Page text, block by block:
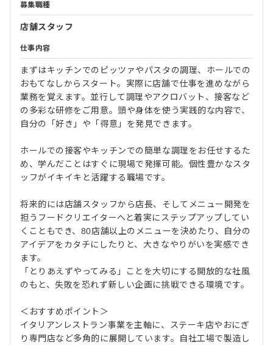
募集職種
店舗スタッフ
仕事内容
まずはキッチンでのピッツァやパスタの調理、ホールでの
おもてなしからスタート。実際に店舗で仕事を進めながら
業務を覚えます。並行して調理やアクロバット、接客など
の多彩な研修をご用意。頭や身体を使う実践的な内容で、
自分の「好き」や「得意」を発見できます。
ホールでの接客やキッチンでの簡単な調理をお任せするた
め、学んだことはすぐに現場で発揮可能。個性豊かなスタ
ッフがイキイキと活躍する職場です。
将来的には店舗スタッフから店長、そしてメニュー開発を
担うフードクリエイターへと着実にステップアップしてい
くこともでき、80店舗以上のメニューを決めたり、自分の
アイデアをカタチにしたりと、大きなやりがいを実感でき
ます。
「とりあえずやってみる」ことを大切にする開放的な社風
のもと、失敗を恐れず新しい企画に挑戦できる環境です。
＜おすすめポイント＞
イタリアンレストラン事業を主軸に、ステーキ店やおにぎ
り専門店など多角的に展開しています。自社工場で製造し